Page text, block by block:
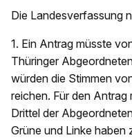
Die Landesverfassung
1. Ein Antrag müsste
Thüringer
würden die Stimmen
reichen. Für den
Drittel der
Grüne und Linke haben